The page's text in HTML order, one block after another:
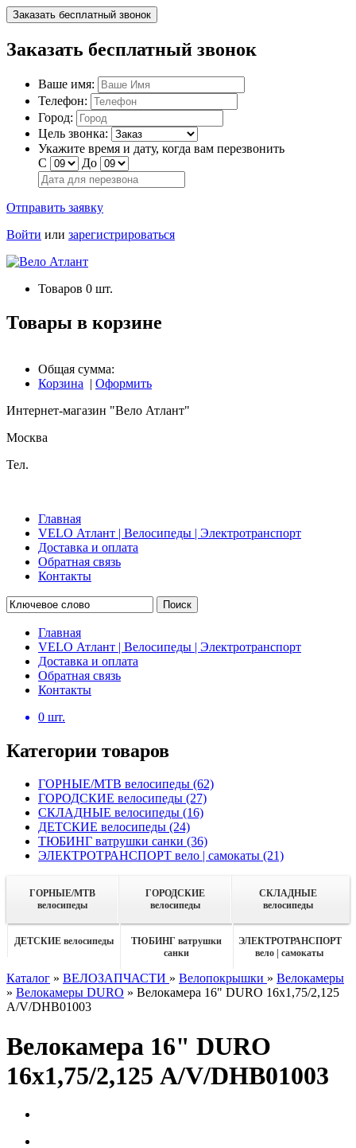
Заказать бесплатный звонок
Заказать бесплатный звонок
Ваше имя:
Телефон:
Город:
Цель звонка:
Укажите время и дату, когда вам перезвонить
С
До
Отправить заявку
Войти или зарегистрироваться
Товаров 0 шт.
Товары в корзине
Общая сумма:
Корзина | Оформить
Интернет-магазин "Вело Атлант"
Москва
Тел.
Главная
VELO Атлант | Велосипеды | Электротранспорт
Доставка и оплата
Обратная связь
Контакты
Поиск
Главная
VELO Атлант | Велосипеды | Электротранспорт
Доставка и оплата
Обратная связь
Контакты
0 шт.
Категории товаров
ГОРНЫЕ/MTB велосипеды (62)
ГОРОДСКИЕ велосипеды (27)
СКЛАДНЫЕ велосипеды (16)
ДЕТСКИЕ велосипеды (24)
ТЮБИНГ ватрушки санки (36)
ЭЛЕКТРОТРАНСПОРТ вело | самокаты (21)
ГОРНЫЕ/MTB
велосипеды
ГОРОДСКИЕ
велосипеды
СКЛАДНЫЕ
велосипеды
ДЕТСКИЕ велосипеды
ТЮБИНГ ватрушки
санки
ЭЛЕКТРОТРАНСПОРТ
вело | самокаты
Каталог » ВЕЛОЗАПЧАСТИ » Велопокрышки » Велокамеры
» Велокамеры DURO » Велокамера 16" DURO 16х1,75/2,125
А/V/DHB01003
Велокамера 16" DURO
16х1,75/2,125 А/V/DHB01003